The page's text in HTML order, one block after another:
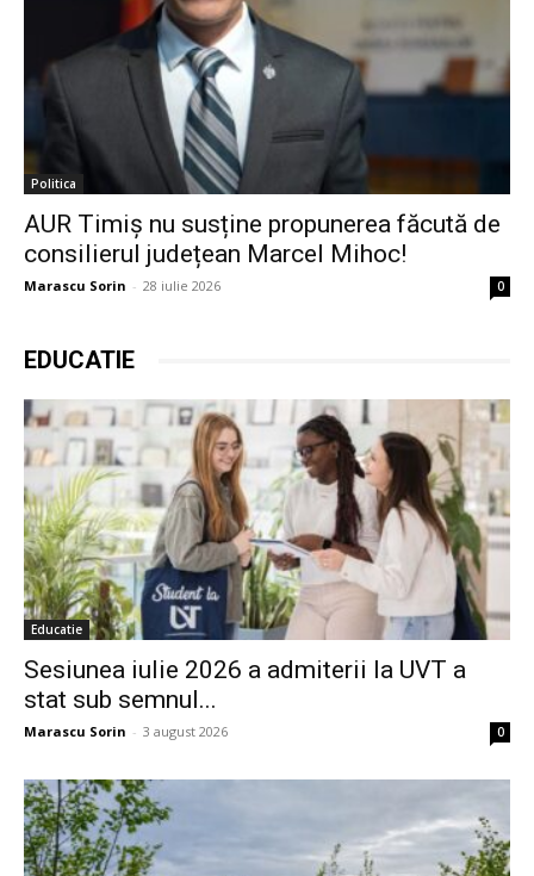
Politica
AUR Timiș nu susține propunerea făcută de
consilierul județean Marcel Mihoc!
Marascu Sorin - 28 iulie 2026 0
EDUCATIE
Educatie
Sesiunea iulie 2026 a admiterii la UVT a
stat sub semnul...
Marascu Sorin - 3 august 2026 0